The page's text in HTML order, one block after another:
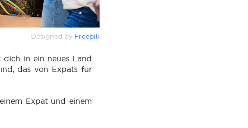
Designed by Freepik
dich in ein neues Land
das von Expats für
Expat und einem